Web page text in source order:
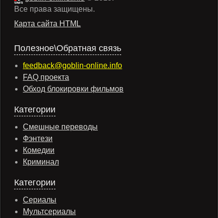
Все права защищены.
Карта сайта HTML
Полезное\Обратная связь
feedback@goblin-online.info
FAQ проекта
Обход блокировки фильмов
Категории
Смешные переводы
Фэнтези
Комедии
Криминал
Категории
Сериалы
Мультсериалы